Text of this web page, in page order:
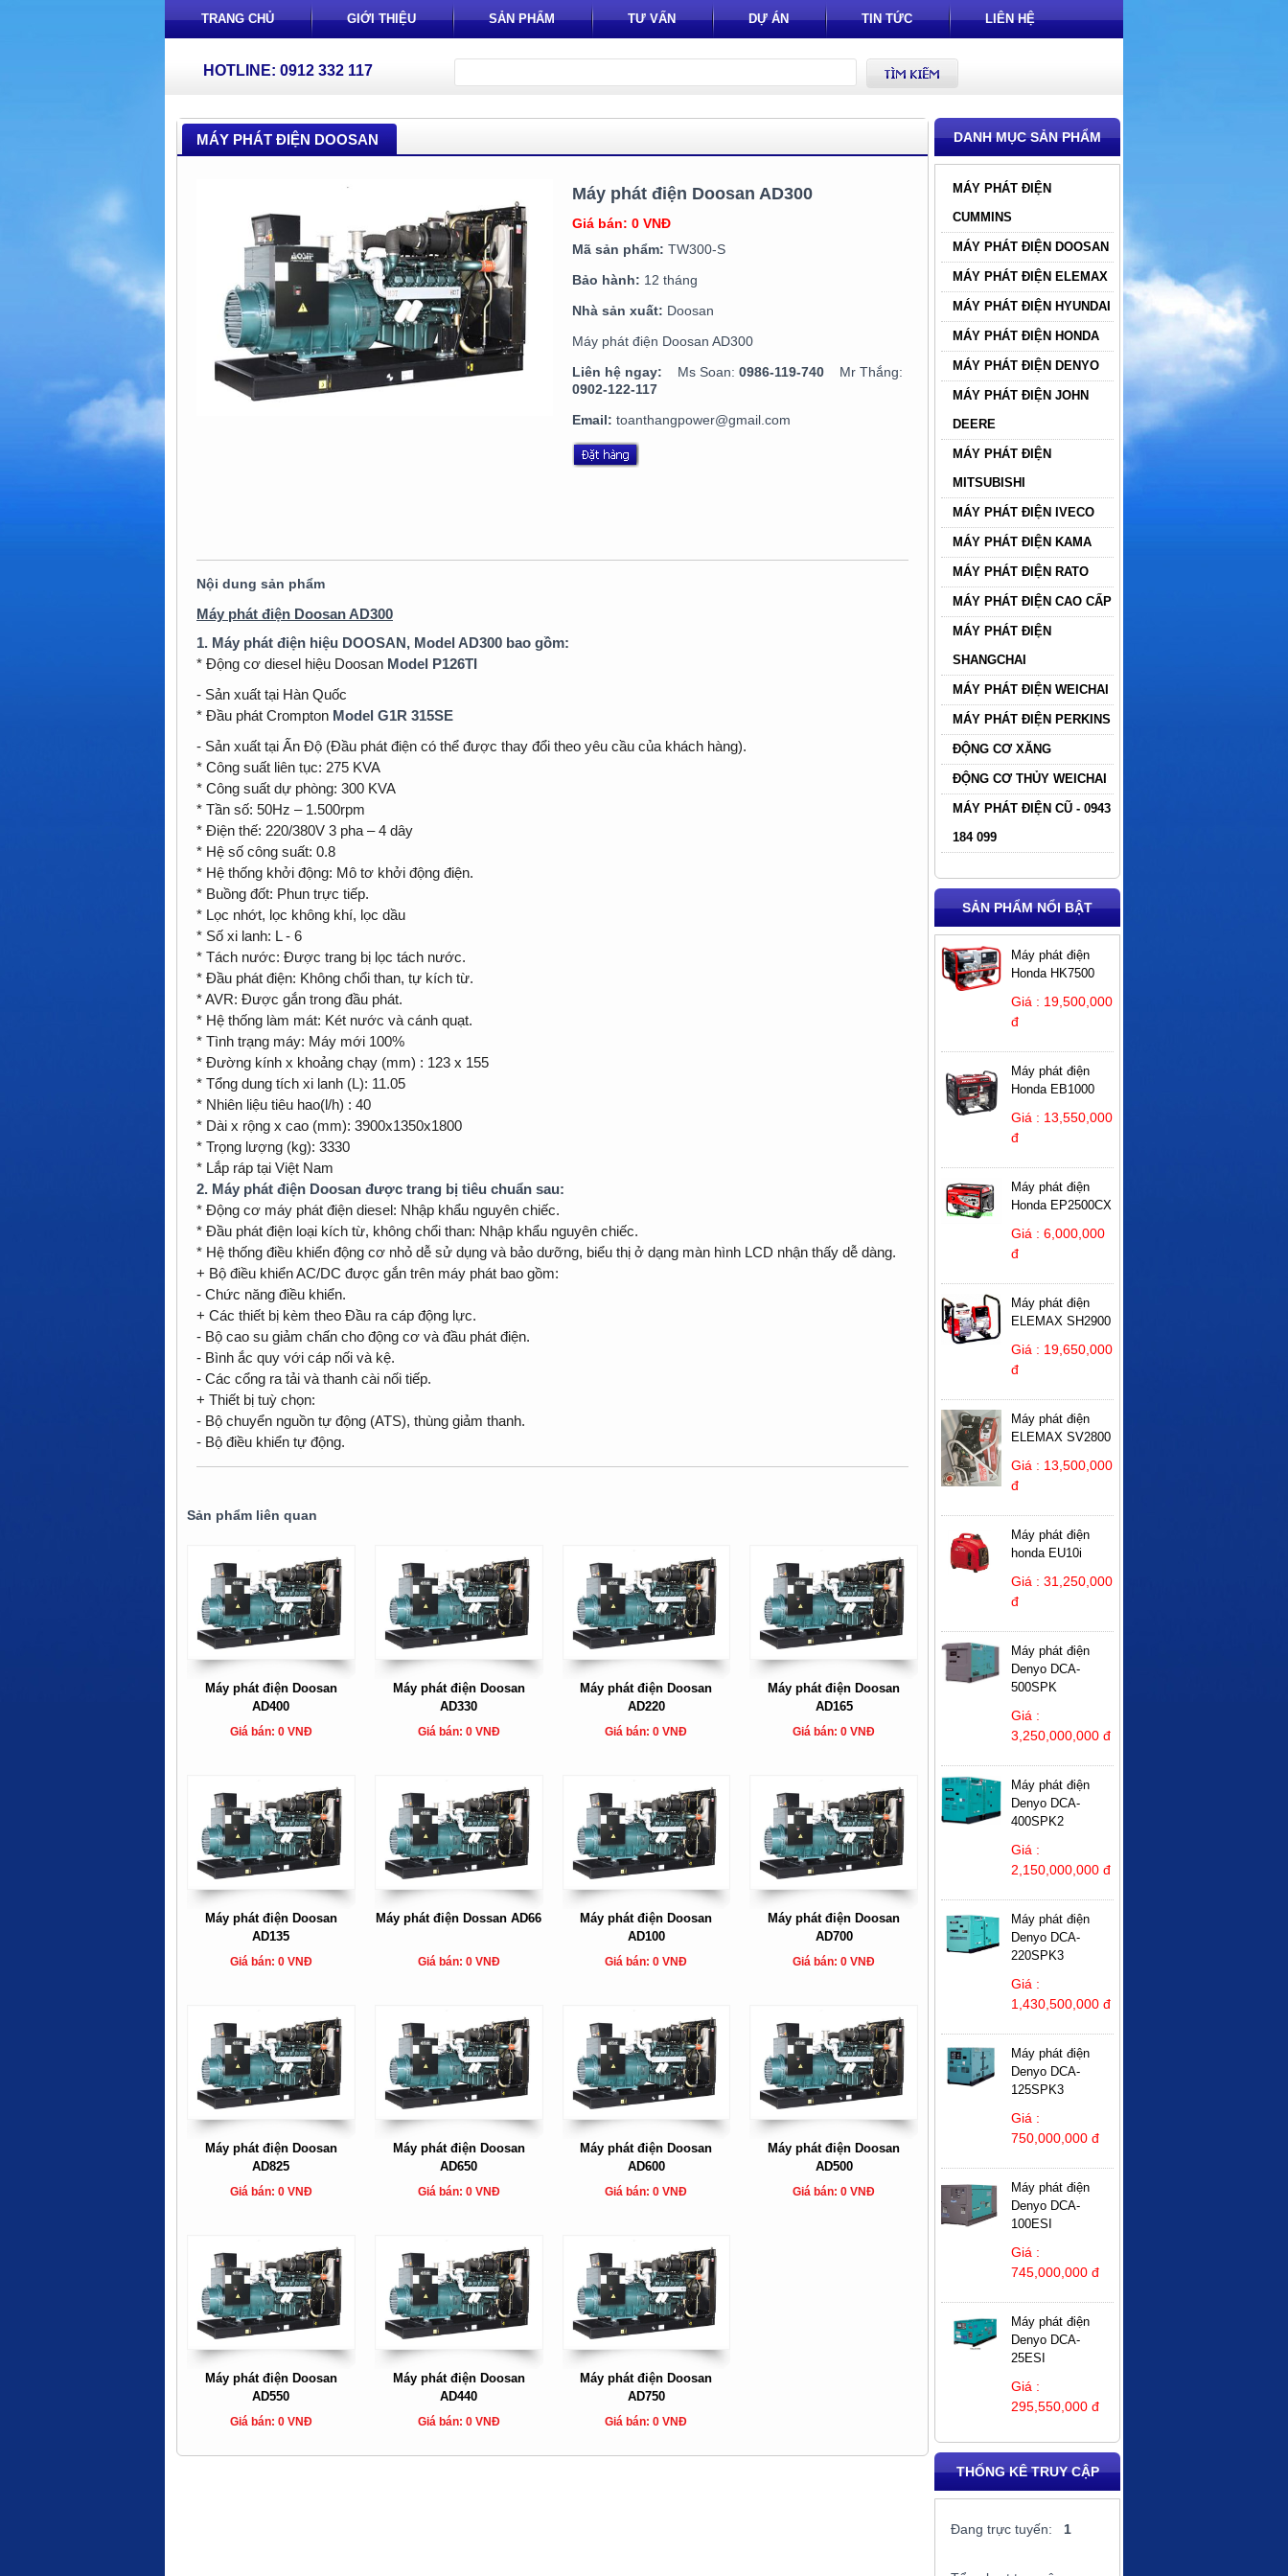
TRANG CHỦ GIỚI THIỆU SẢN PHẨM TƯ VẤN DỰ ÁN TIN TỨC LIÊN HỆ
HOTLINE: 0912 332 117
MÁY PHÁT ĐIỆN DOOSAN
Máy phát điện Doosan AD300
Giá bán: 0 VNĐ
Mã sản phẩm: TW300-S
Bảo hành: 12 tháng
Nhà sản xuất: Doosan
Máy phát điện Doosan AD300
Liên hệ ngay:
Ms Soan: 0986-119-740Mr Thắng:
0902-122-117
Email: toanthangpower@gmail.com
Nội dung sản phẩm
Máy phát điện Doosan AD300
1. Máy phát điện hiệu DOOSAN, Model AD300 bao gồm:
* Động cơ diesel hiệu Doosan Model P126TI
- Sản xuất tại Hàn Quốc
* Đầu phát Crompton Model G1R 315SE
- Sản xuất tại Ấn Độ (Đầu phát điện có thể được thay đổi theo yêu cầu của khách hàng).
* Công suất liên tục: 275 KVA
* Công suất dự phòng: 300 KVA
* Tần số: 50Hz – 1.500rpm
* Điện thế: 220/380V 3 pha – 4 dây
* Hệ số công suất: 0.8
* Hệ thống khởi động: Mô tơ khởi động điện.
* Buồng đốt: Phun trực tiếp.
* Lọc nhớt, lọc không khí, lọc dầu
* Số xi lanh: L - 6
* Tách nước: Được trang bị lọc tách nước.
* Đầu phát điện: Không chổi than, tự kích từ.
* AVR: Được gắn trong đầu phát.
* Hệ thống làm mát: Két nước và cánh quạt.
* Tình trạng máy: Máy mới 100%
* Đường kính x khoảng chạy (mm) : 123 x 155
* Tổng dung tích xi lanh (L): 11.05
* Nhiên liệu tiêu hao(l/h) : 40
* Dài x rộng x cao (mm): 3900x1350x1800
* Trọng lượng (kg): 3330
* Lắp ráp tại Việt Nam
2. Máy phát điện Doosan được trang bị tiêu chuẩn sau:
* Động cơ máy phát điện diesel: Nhập khẩu nguyên chiếc.
* Đầu phát điện loại kích từ, không chổi than: Nhập khẩu nguyên chiếc.
* Hệ thống điều khiển động cơ nhỏ dễ sử dụng và bảo dưỡng, biểu thị ở dạng màn hình LCD nhận thấy dễ dàng.
+ Bộ điều khiển AC/DC được gắn trên máy phát bao gồm:
- Chức năng điều khiển.
+ Các thiết bị kèm theo Đầu ra cáp động lực.
- Bộ cao su giảm chấn cho động cơ và đầu phát điện.
- Bình ắc quy với cáp nối và kệ.
- Các cổng ra tải và thanh cài nối tiếp.
+ Thiết bị tuỳ chọn:
- Bộ chuyển nguồn tự động (ATS), thùng giảm thanh.
- Bộ điều khiển tự động.
Sản phẩm liên quan
Máy phát điện Doosan
AD400
Giá bán: 0 VNĐ
Máy phát điện Doosan
AD330
Giá bán: 0 VNĐ
Máy phát điện Doosan
AD220
Giá bán: 0 VNĐ
Máy phát điện Doosan
AD165
Giá bán: 0 VNĐ
Máy phát điện Doosan
AD135
Giá bán: 0 VNĐ
Máy phát điện Dossan AD66
Giá bán: 0 VNĐ
Máy phát điện Doosan
AD100
Giá bán: 0 VNĐ
Máy phát điện Doosan
AD700
Giá bán: 0 VNĐ
Máy phát điện Doosan
AD825
Giá bán: 0 VNĐ
Máy phát điện Doosan
AD650
Giá bán: 0 VNĐ
Máy phát điện Doosan
AD600
Giá bán: 0 VNĐ
Máy phát điện Doosan
AD500
Giá bán: 0 VNĐ
Máy phát điện Doosan
AD550
Giá bán: 0 VNĐ
Máy phát điện Doosan
AD440
Giá bán: 0 VNĐ
Máy phát điện Doosan
AD750
Giá bán: 0 VNĐ
DANH MỤC SẢN PHẨM
MÁY PHÁT ĐIỆN
CUMMINS
MÁY PHÁT ĐIỆN DOOSAN
MÁY PHÁT ĐIỆN ELEMAX
MÁY PHÁT ĐIỆN HYUNDAI
MÁY PHÁT ĐIỆN HONDA
MÁY PHÁT ĐIỆN DENYO
MÁY PHÁT ĐIỆN JOHN
DEERE
MÁY PHÁT ĐIỆN
MITSUBISHI
MÁY PHÁT ĐIỆN IVECO
MÁY PHÁT ĐIỆN KAMA
MÁY PHÁT ĐIỆN RATO
MÁY PHÁT ĐIỆN CAO CẤP
MÁY PHÁT ĐIỆN
SHANGCHAI
MÁY PHÁT ĐIỆN WEICHAI
MÁY PHÁT ĐIỆN PERKINS
ĐỘNG CƠ XĂNG
ĐỘNG CƠ THỦY WEICHAI
MÁY PHÁT ĐIỆN CŨ - 0943
184 099
SẢN PHẨM NỔI BẬT
Máy phát điện
Honda HK7500
Giá : 19,500,000
đ
Máy phát điện
Honda EB1000
Giá : 13,550,000
đ
Máy phát điện
Honda EP2500CX
Giá : 6,000,000
đ
Máy phát điện
ELEMAX SH2900
Giá : 19,650,000
đ
Máy phát điện
ELEMAX SV2800
Giá : 13,500,000
đ
Máy phát điện
honda EU10i
Giá : 31,250,000
đ
Máy phát điện
Denyo DCA-
500SPK
Giá :
3,250,000,000 đ
Máy phát điện
Denyo DCA-
400SPK2
Giá :
2,150,000,000 đ
Máy phát điện
Denyo DCA-
220SPK3
Giá :
1,430,500,000 đ
Máy phát điện
Denyo DCA-
125SPK3
Giá :
750,000,000 đ
Máy phát điện
Denyo DCA-
100ESI
Giá :
745,000,000 đ
Máy phát điện
Denyo DCA-
25ESI
Giá :
295,550,000 đ
THỐNG KÊ TRUY CẬP
Đang trực tuyến: 1